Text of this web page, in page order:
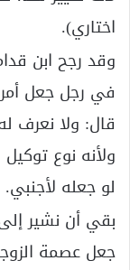
اختاري).
وقد رجح ابن
في رجل جعل
قال: ولا نعرف
ولأنه نوع
لو جعله لأجنبي.
بقي أن نشير
جعل عصمة